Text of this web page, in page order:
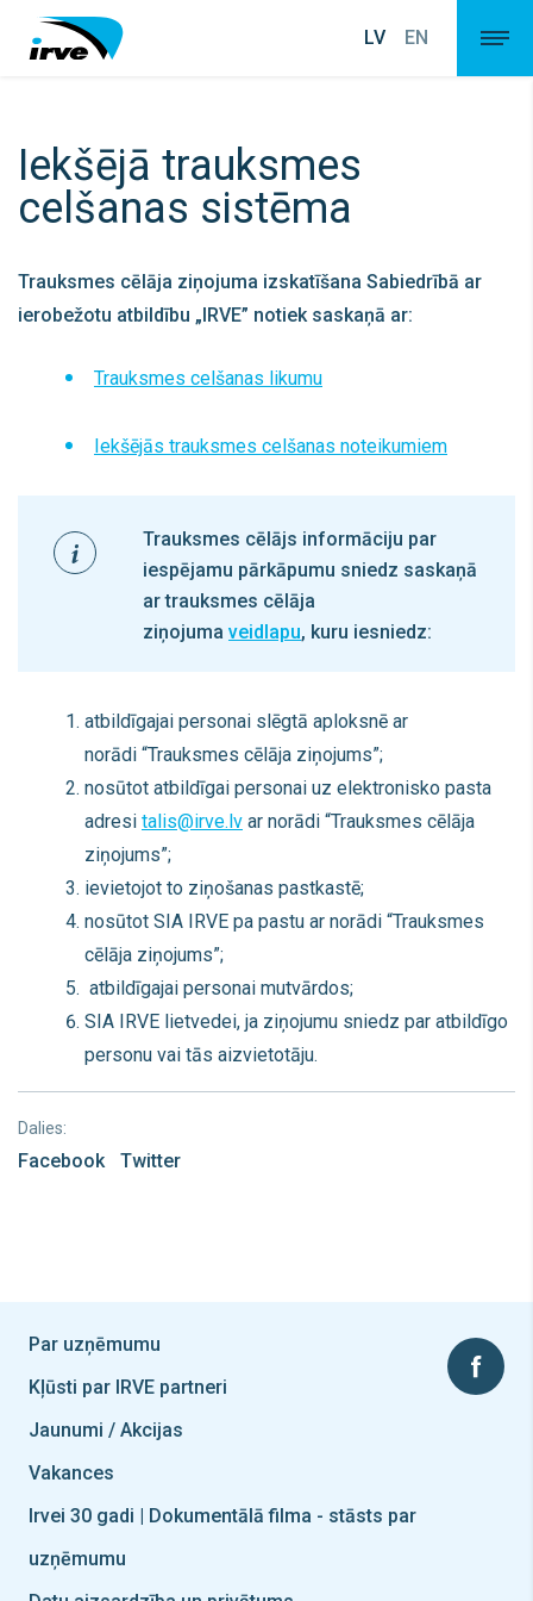
LV EN
Iekšējā trauksmes
celšanas sistēma
Trauksmes cēlāja ziņojuma izskatīšana Sabiedrībā ar
ierobežotu atbildību „IRVE” notiek saskaņā ar:
Trauksmes celšanas likumu
Iekšējās trauksmes celšanas noteikumiem
Trauksmes cēlājs informāciju par
iespējamu pārkāpumu sniedz saskaņā
ar trauksmes cēlāja
ziņojuma veidlapu, kuru iesniedz:
atbildīgajai personai slēgtā aploksnē ar
norādi “Trauksmes cēlāja ziņojums”;
nosūtot atbildīgai personai uz elektronisko pasta
adresi talis@irve.lv ar norādi “Trauksmes cēlāja
ziņojums”;
ievietojot to ziņošanas pastkastē;
nosūtot SIA IRVE pa pastu ar norādi “Trauksmes
cēlāja ziņojums”;
atbildīgajai personai mutvārdos;
SIA IRVE lietvedei, ja ziņojumu sniedz par atbildīgo
personu vai tās aizvietotāju.
Dalies:
Facebook Twitter
Par uzņēmumu
Kļūsti par IRVE partneri
Jaunumi / Akcijas
Vakances
Irvei 30 gadi | Dokumentālā filma - stāsts par
uzņēmumu